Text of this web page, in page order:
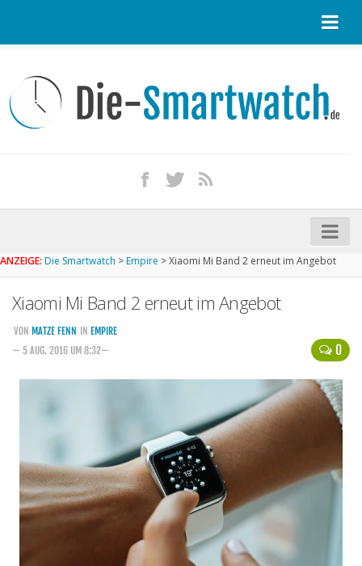
Kontakt / Tipp geben
Impressum
iPhone kaufen
Startseite
Aktuelle Smartwatches im Test
Kommende Smartwatches
Smartphonetarife
Datentarife
o2
Smartphonetarife
Prepaid-Tarife
ANZEIGE: Die Smartwatch >Empire >Xiaomi Mi Band 2 erneut im Angebot
Xiaomi Mi Band 2 erneut im Angebot
0
VON MATZE FENN IN EMPIRE
— 5 AUG. 2016 UM 8:32—